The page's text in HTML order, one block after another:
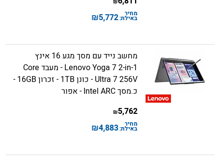
מחיר
באילת:5,772
₪
מחשב נייד עם מסך מגע 16 אינץ
Lenovo Yoga 7 2-in-1 - מעבד Core
Ultra 7 256V - כונן 1TB - זכרון 16GB -
כ.מסך Intel ARC - אפור
5,762
₪
מחיר
באילת:4,883
₪